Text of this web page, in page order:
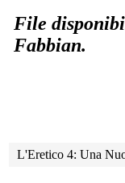
File
Fabbian.
L'Eretico 4: Una